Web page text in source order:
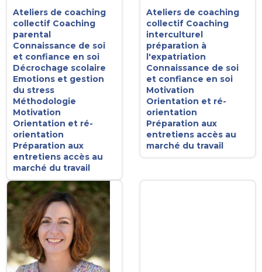
Ateliers de coaching
collectif Coaching
parental
Connaissance de soi
et confiance en soi
Décrochage scolaire
Emotions et gestion
du stress
Méthodologie
Motivation
Orientation et ré-
orientation
Préparation aux
entretiens accès au
marché du travail
Ateliers de coaching
collectif Coaching
interculturel
préparation à
l'expatriation
Connaissance de soi
et confiance en soi
Motivation
Orientation et ré-
orientation
Préparation aux
entretiens accès au
marché du travail